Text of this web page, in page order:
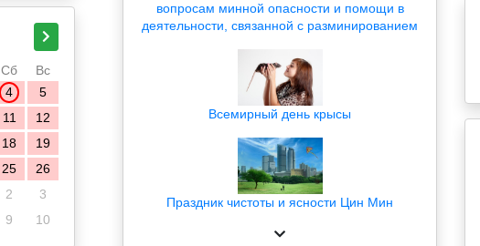
Сб Вс
4 5
11 12
18 19
25 26
2
3
9 10
вопросам минной опасности и помощи в
деятельности, связанной с разминированием
Всемирный день крысы
Праздник чистоты и ясности Цин Мин